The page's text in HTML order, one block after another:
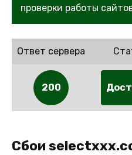
проверки работы
Ответ сервера
200
Сбои